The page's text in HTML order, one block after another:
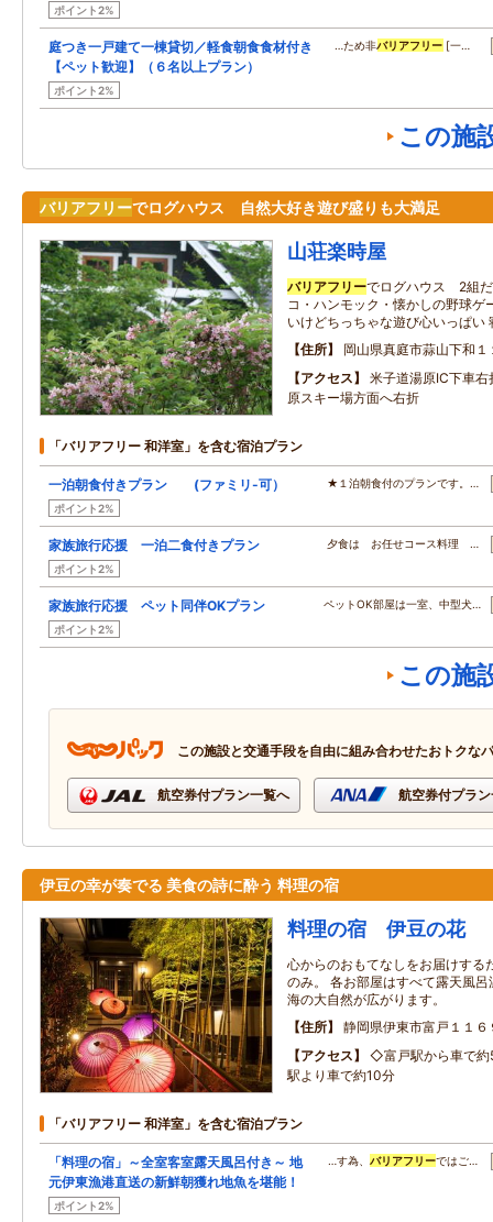
ポイント2%
庭つき一戸建て一棟貸切／軽食朝食食材付き
【ペット歓迎】（６名以上プラン）
ポイント2%
…ため非バリアフリー [一…
この施
バリアフリーでログハウス 自然大好き遊び盛りも大満足
山荘楽時屋
バリアフリーでログハウス 2組
コ・ハンモック・懐かしの野球ゲ
いけどちっちゃな遊び心いっぱい
住所
岡山県真庭市蒜山下和１
アクセス
米子道湯原IC下車
原スキー場方面へ右折
「バリアフリー 和洋室」を含む宿泊プラン
一泊朝食付きプラン (ファミリ-可）
ポイント2%
★１泊朝食付のプランです。…
家族旅行応援 一泊二食付きプラン
ポイント2%
夕食は お任せコース料理 …
家族旅行応援 ペット同伴OKプラン
ポイント2%
ペットOK部屋は一室、中型犬…
この施
この施設と交通手段を自由に組み合わせたおトクな
航空券付プラン一覧へ 航空券付プラ
伊豆の幸が奏でる 美食の詩に酔う 料理の宿
料理の宿 伊豆の花
心からのおもてなしをお届けする
のみ。 各お部屋はすべて露天風
海の大自然が広がります。
住所
静岡県伊東市富戸１１６
アクセス
◇富戸駅から車で
駅より車で約10分
「バリアフリー 和洋室」を含む宿泊プラン
「料理の宿」～全室客室露天風呂付き～ 地
元伊東漁港直送の新鮮朝獲れ地魚を堪能！
ポイント2%
…す為、 バリアフリーではご…